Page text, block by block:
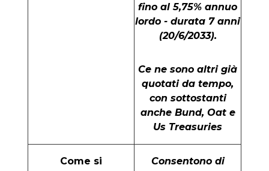
fino al 5,75% annuo
lordo - durata 7 anni
(20/6/2033).
Ce ne sono altri già
quotati da tempo,
con sottostanti
anche Bund, Oat e
Us Treasuries
Come si
Consentono di